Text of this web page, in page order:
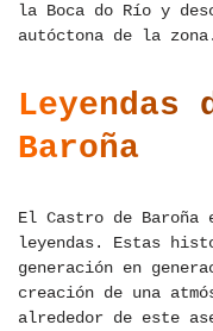
la Boca do Río y
autóctona de la zona.
Leyendas
Baroña
El Castro de
leyendas. Estas
generación en
creación de una
alrededor de este